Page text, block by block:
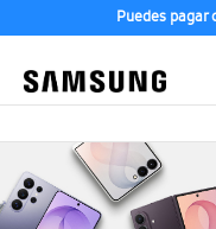
Puedes